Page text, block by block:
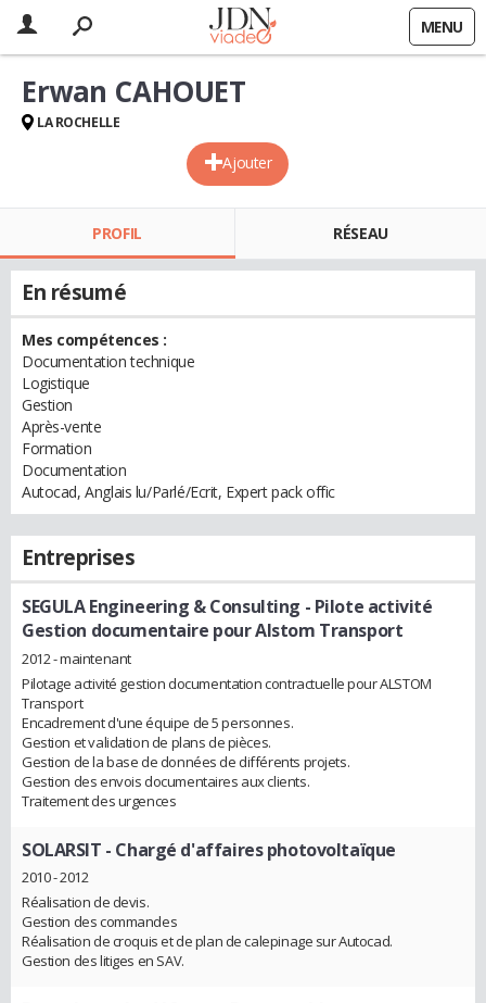
MENU
Ajouter
Erwan CAHOUET
LA ROCHELLE
PROFIL RÉSEAU
En résumé
Mes compétences :
Documentation technique
Logistique
Gestion
Après-vente
Formation
Documentation
Autocad, Anglais lu/Parlé/Ecrit, Expert pack offic
Entreprises
SEGULA Engineering & Consulting - Pilote activité
Gestion documentaire pour Alstom Transport
2012 - maintenant
Pilotage activité gestion documentation contractuelle pour ALSTOM
Transport
Encadrement d'une équipe de 5 personnes.
Gestion et validation de plans de pièces.
Gestion de la base de données de différents projets.
Gestion des envois documentaires aux clients.
Traitement des urgences
SOLARSIT - Chargé d'affaires photovoltaïque
2010 - 2012
Réalisation de devis.
Gestion des commandes
Réalisation de croquis et de plan de calepinage sur Autocad.
Gestion des litiges en SAV.